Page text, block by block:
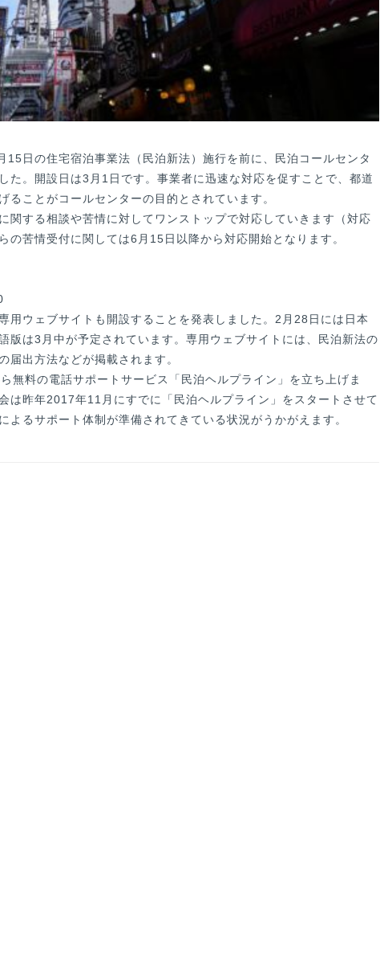
日の住宅宿泊事業法（民泊新法）施行を前に、民泊コールセンタ
た。開設日は3月1日です。事業者に迅速な対応を促すことで、都道
ることがコールセンターの目的とされています。
関する相談や苦情に対してワンストップで対応していきます（対応
の苦情受付に関しては6月15日以降から対応開始となります。
用ウェブサイトも開設することを発表しました。2月28日には日本
版は3月中が予定されています。専用ウェブサイトには、民泊新法の
届出方法などが掲載されます。
無料の電話サポートサービス「民泊ヘルプライン」を立ち上げま
は昨年2017年11月にすでに「民泊ヘルプライン」をスタートさせて
よるサポート体制が準備されてきている状況がうかがえます。